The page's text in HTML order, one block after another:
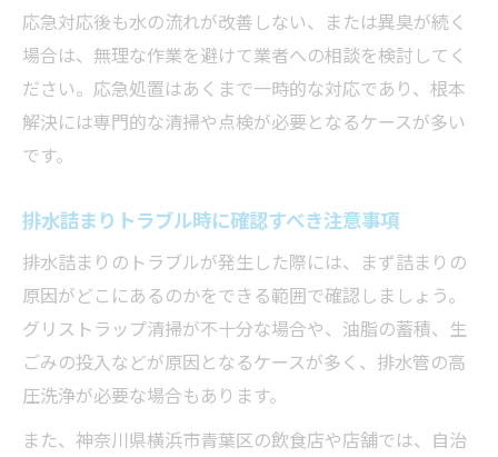
応急対応後も水の流れが改善しない、または異臭が続く
場合は、無理な作業を避けて業者への相談を検討してく
ださい。応急処置はあくまで一時的な対応であり、根本
解決には専門的な清掃や点検が必要となるケースが多い
です。
排水詰まりトラブル時に確認すべき注意事項
排水詰まりのトラブルが発生した際には、まず詰まりの
原因がどこにあるのかをできる範囲で確認しましょう。
グリストラップ清掃が不十分な場合や、油脂の蓄積、生
ごみの投入などが原因となるケースが多く、排水管の高
圧洗浄が必要な場合もあります。
また、神奈川県横浜市青葉区の飲食店や店舗では、自治